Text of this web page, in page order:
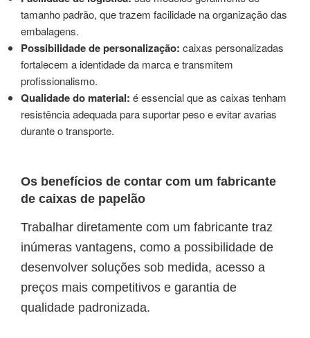
tamanho padrão, que trazem facilidade na organização das
embalagens.
Possibilidade de personalização: caixas personalizadas
fortalecem a identidade da marca e transmitem
profissionalismo.
Qualidade do material: é essencial que as caixas tenham
resistência adequada para suportar peso e evitar avarias
durante o transporte.
Os benefícios de contar com um fabricante
de caixas de papelão
Trabalhar diretamente com um fabricante traz
inúmeras vantagens, como a possibilidade de
desenvolver soluções sob medida, acesso a
preços mais competitivos e garantia de
qualidade padronizada.